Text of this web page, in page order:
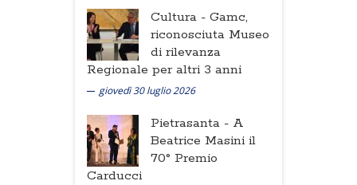
Cultura - Gamc,
riconosciuta Museo
di rilevanza
Regionale per altri 3 anni
giovedì 30 luglio 2026
Pietrasanta - A
Beatrice Masini il
70° Premio
Carducci